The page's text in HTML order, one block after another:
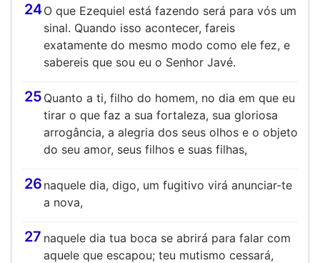
24O que Ezequiel está fazendo será para vós um
sinal. Quando isso acontecer, fareis
exatamente do mesmo modo como ele fez, e
sabereis que sou eu o Senhor Javé.
25 Quanto a ti, filho do homem, no dia em que eu
tirar o que faz a sua fortaleza, sua gloriosa
arrogância, a alegria dos seus olhos e o objeto
do seu amor, seus filhos e suas filhas,
26 naquele dia, digo, um fugitivo virá anunciar-te
a nova,
27 naquele dia tua boca se abrirá para falar com
aquele que escapou; teu mutismo cessará,